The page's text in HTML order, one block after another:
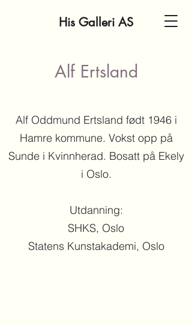
His Galleri AS
Alf Ertsland
Alf Oddmund Ertsland født 1946 i
Hamre kommune. Vokst opp på
Sunde i Kvinnherad. Bosatt på Ekely
i Oslo.
Utdanning:
SHKS, Oslo
Statens Kunstakademi, Oslo